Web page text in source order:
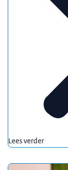
Lees verder